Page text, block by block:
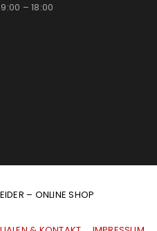
– 18:00
– ONLINE SHOP